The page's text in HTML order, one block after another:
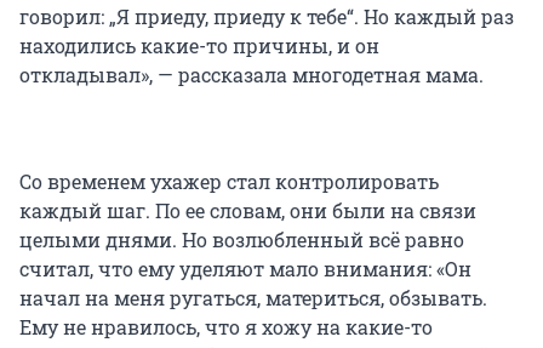
говорил: „Я приеду, приеду к тебе“. Но каждый раз
находились какие-то причины, и он
откладывал», — рассказала многодетная мама.
Со временем ухажер стал контролировать
каждый шаг. По ее словам, они были на связи
целыми днями. Но возлюбленный всё равно
считал, что ему уделяют мало внимания: «Он
начал на меня ругаться, материться, обзывать.
Ему не нравилось, что я хожу на какие-то